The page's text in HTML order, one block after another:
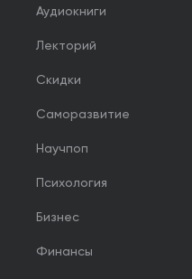
Аудиокниги
Лекторий
Скидки
Саморазвитие
Научпоп
Психология
Бизнес
Финансы